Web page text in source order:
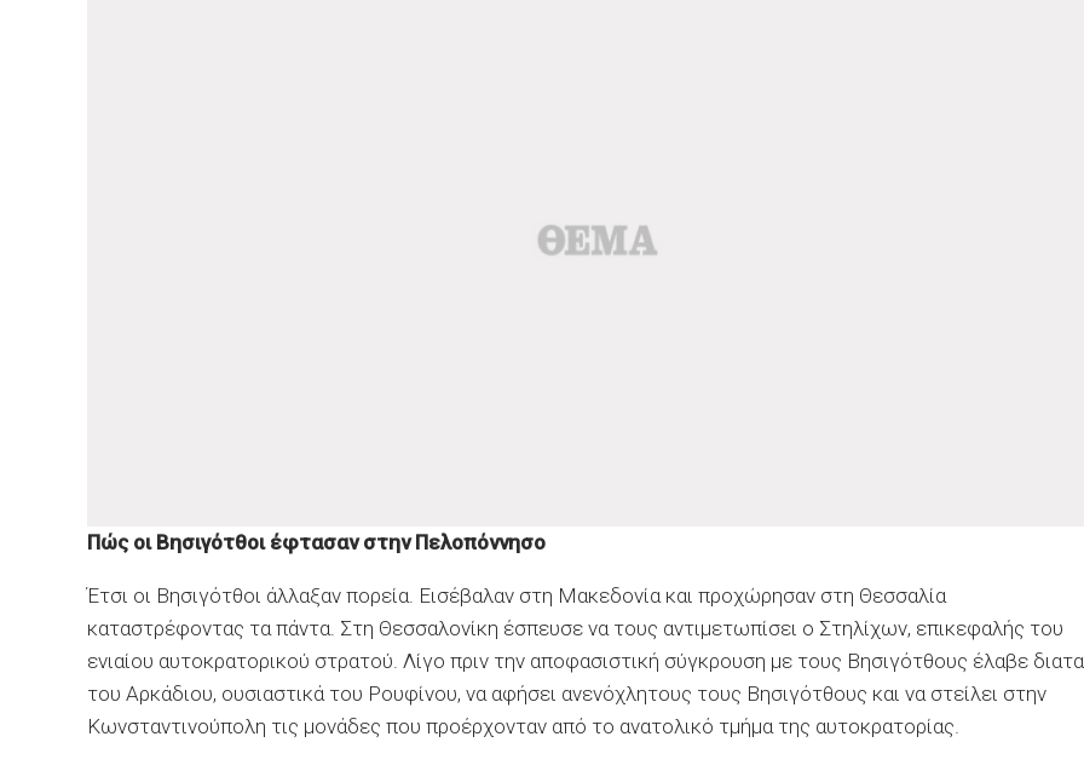
Πώς οι Βησιγότθοι έφτασαν στην Πελοπόννησο
Έτσι οι Βησιγότθοι άλλαξαν πορεία. Εισέβαλαν στη Μακεδονία και προχώρησαν στη Θεσσαλία
καταστρέφοντας τα πάντα. Στη Θεσσαλονίκη έσπευσε να τους αντιμετωπίσει ο Στηλίχων, επικεφαλής του
ενιαίου αυτοκρατορικού στρατού. Λίγο πριν την αποφασιστική σύγκρουση με τους Βησιγότθους έλαβε
του Αρκάδιου, ουσιαστικά του Ρουφίνου, να αφήσει ανενόχλητους τους Βησιγότθους και να στείλει στην
Κωνσταντινούπολη τις μονάδες που προέρχονταν από το ανατολικό τμήμα της αυτοκρατορίας.